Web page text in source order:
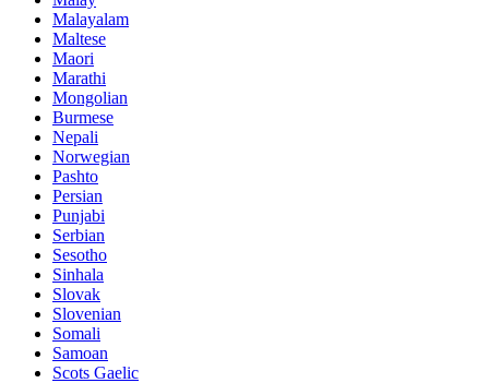
Malayalam
Maltese
Maori
Marathi
Mongolian
Burmese
Nepali
Norwegian
Pashto
Persian
Punjabi
Serbian
Sesotho
Sinhala
Slovak
Slovenian
Somali
Samoan
Scots Gaelic